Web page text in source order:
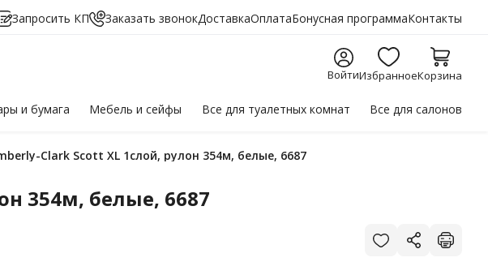
Запросить КП Заказать звонокДоставкаОплатаБонусная программаКонтакты
ВойтиИзбранноеКорзина
и бумага Мебельи сейфы Все для туалетных комнат Все для салонов
Clark Scott XL 1слой, рулон 354м, белые, 6687
354м, белые, 6687